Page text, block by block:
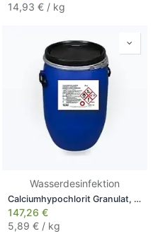
14,93 € / kg
Wasserdesinfektion
Calciumhypochlorit Granulat, im blauen Fass, 25 kg
147,26 €
5,89 € / kg